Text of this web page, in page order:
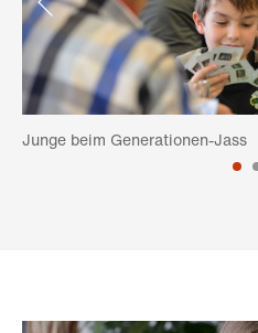
Junge beim Generationen-Jass